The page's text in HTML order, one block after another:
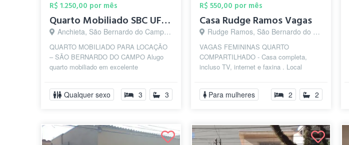
R$ 1.250,00 por mês
Quarto Mobiliado SBC UFABC Federal J Cop...
Anchieta, São Bernardo do Campo - SP
QUARTO MOBILIADO PARA LOCAÇÃO
– SÃO BERNARDO DO CAMPO Alugo
quarto mobiliado em excelente
metros da Universidade Fe...
Qualquer sexo 3 3
R$ 550,00 por mês
Casa Rudge Ramos Vagas
Rudge Ramos, São Bernardo do Campo - SP
VAGAS FEMININAS QUARTO
COMPARTILHADO - Casa completa,
incluso TV, internet e faxina . Local
Mauá, Anhanguera ...
Para mulheres 2 2